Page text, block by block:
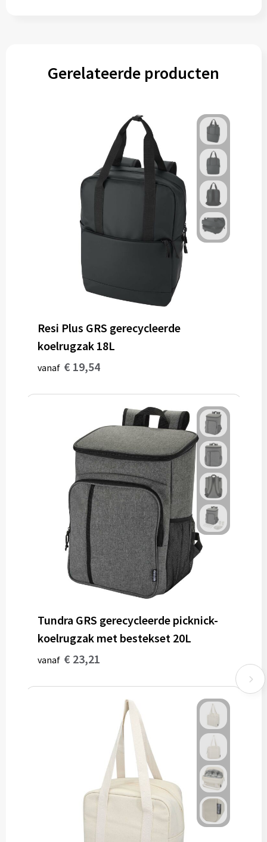
ZonnebrillenGerelateerde producten
Resi Plus GRS gerecycleerde
koelrugzak 18L
vanaf € 19,54
Tundra GRS gerecycleerde picknick-
koelrugzak met bestekset 20L
vanaf € 23,21